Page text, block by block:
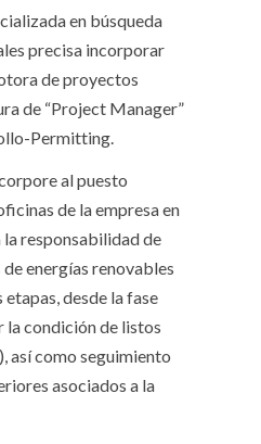
en búsqueda
precisa incorporar
de proyectos
de “Project Manager”
Permitting.
al puesto
de la empresa en
responsabilidad de
energías renovables
desde la fase
la condición de listos
así como seguimiento
asociados a la